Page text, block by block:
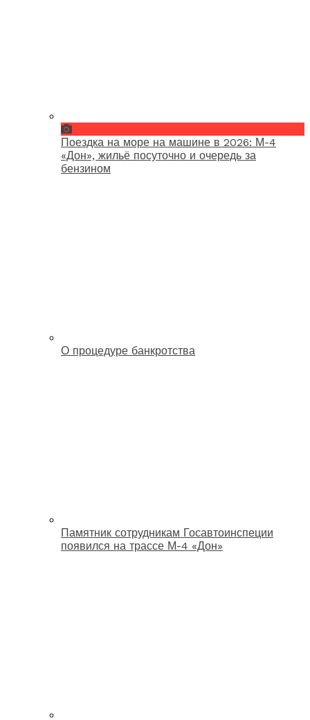
Поездка на море на машине в 2026: М-4
«Дон», жильё посуточно и очередь за
бензином
О процедуре банкротства
Памятник сотрудникам Госавтоинспеции
появился на трассе М-4 «Дон»